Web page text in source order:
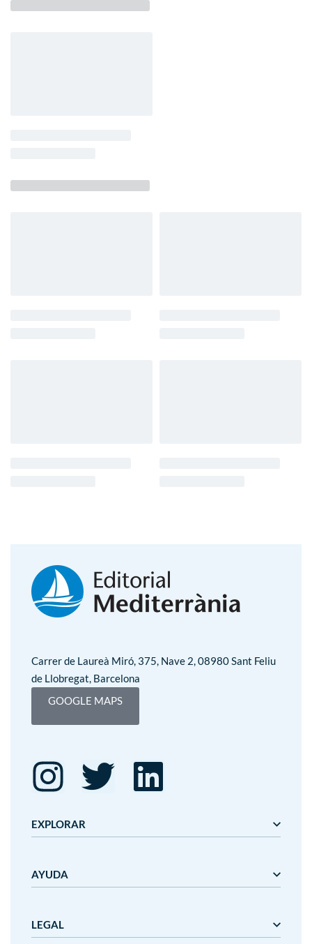
Carrer de Laureà Miró, 375, Nave 2, 08980 Sant Feliu
de Llobregat, Barcelona
GOOGLE MAPS
EXPLORAR
Gaudí
Nanit
AYUDA
Plazos y precios de entrega
LEGAL